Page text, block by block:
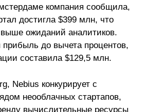
компания сообщила,
достигла $399 млн, что
выше ожиданий аналитиков.
прибыль до вычета процентов,
составила $129,5 млн.
Nebius конкурирует с
неооблачных стартапов,
вычислительные ресурсы